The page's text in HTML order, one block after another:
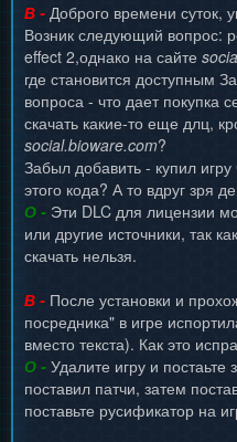
В - Доброго времени суток,
Возник следующий вопрос:
effect 2,однако на сайте
где становится доступным
вопроса - что дает покупка
скачать какие-то еще длц,
social.bioware.com?
Забыл добавить - купил
этого кода? А то вдруг зря
О - Эти DLC для лицензии
или другие источники, так
скачать нельзя.
В - После установки и
посредника" в игре
вместо текста). Как это
О - Удалите игру и
поставил патчи, затем
поставьте русификатор на